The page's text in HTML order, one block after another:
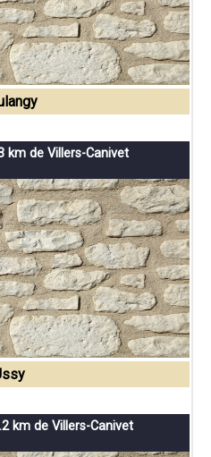
km de Villers-Canivet
km de Villers-Canivet